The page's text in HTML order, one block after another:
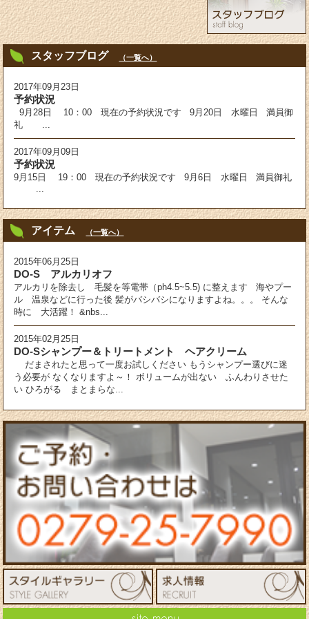
スタッフブログ （一覧へ）
2017年09月23日
予約状況
9月28日 10：00 現在の予約状況です 9月20日 水曜日 満員御
礼 ...
2017年09月09日
予約状況
9月15日 19：00 現在の予約状況です 9月6日 水曜日 満員御礼
...
アイテム （一覧へ）
2015年06月25日
DO-S アルカリオフ
アルカリを除去し 毛髪を等電帯（ph4.5~5.5) に整えます 海やプー
ル 温泉などに行った後 髪がバシバシになりますよね。。。 そんな
時に 大活躍！ &nbs...
2015年02月25日
DO-Sシャンプー＆トリートメント ヘアクリーム
だまされたと思って一度お試しください もうシャンプー選びに迷
う必要が なくなりますよ～！ ボリュームが出ない ふんわりさせた
い ひろがる まとまらな...